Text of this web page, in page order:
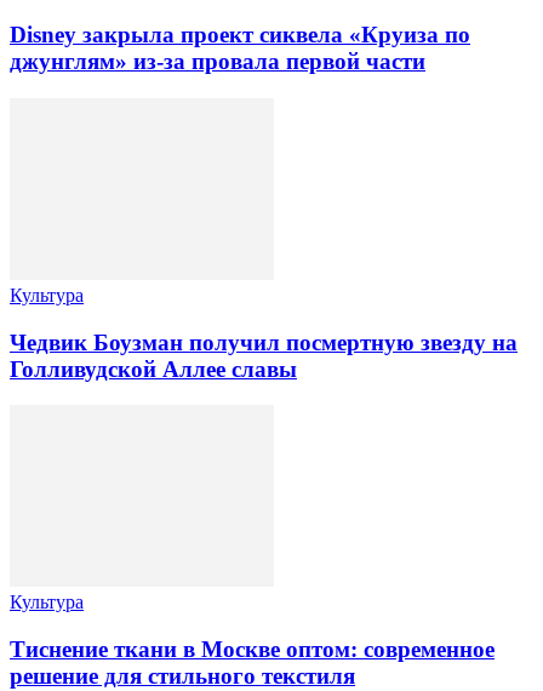
Disney закрыла проект сиквела «Круиза по
джунглям» из-за провала первой части
Культура
Чедвик Боузман получил посмертную звезду на
Голливудской Аллее славы
Культура
Тиснение ткани в Москве оптом: современное
решение для стильного текстиля